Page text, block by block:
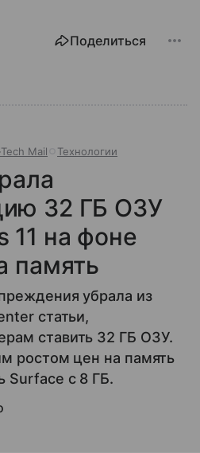
Поделиться
Mail Технологии
32 ГБ ОЗУ
11 на фоне
память
убрала из
статьи,
ставить 32 ГБ ОЗУ.
ростом цен на память
Surface с 8 ГБ.